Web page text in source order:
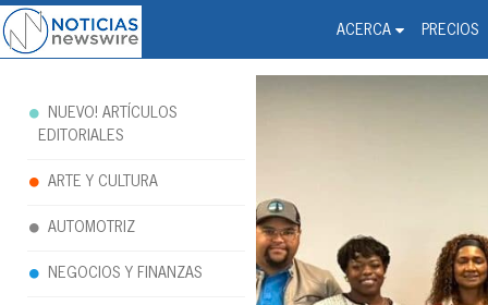
ACERCA PRECIOS
Noticias Newswire -
NUEVO! ARTÍCULOS
EDITORIALES
ARTE Y CULTURA
AUTOMOTRIZ
NEGOCIOS Y FINANZAS